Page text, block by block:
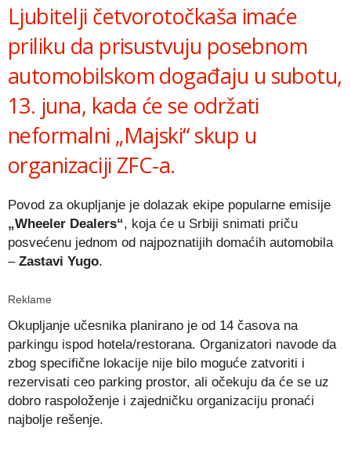
Ljubitelji četvorotočkaša imaće
priliku da prisustvuju posebnom
automobilskom događaju u subotu,
13. juna, kada će se održati
neformalni „Majski“ skup u
organizaciji ZFC-a.
Povod za okupljanje je dolazak ekipe popularne emisije
„Wheeler Dealers“, koja će u Srbiji snimati priču
posvećenu jednom od najpoznatijih domaćih automobila
– Zastavi Yugo.
Reklame
Okupljanje učesnika planirano je od 14 časova na
parkingu ispod hotela/restorana. Organizatori navode da
zbog specifične lokacije nije bilo moguće zatvoriti i
rezervisati ceo parking prostor, ali očekuju da će se uz
dobro raspoloženje i zajedničku organizaciju pronaći
najbolje rešenje.